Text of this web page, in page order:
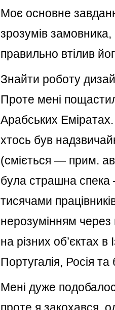
Моє основне
зрозумів
правильно втілив
Знайти роботу
Проте мені
Арабських
хтось був
(сміється — прим.
була страшна спека
тисячами
нерозумінням
на різних об’єктах в
Португалія, Росія та
Мені дуже